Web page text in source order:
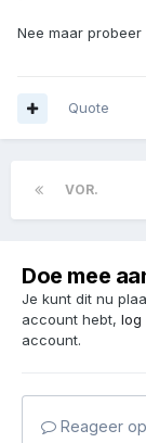
Nee maar probeer
Quote
VOR.
Doe mee
Je kunt dit nu
account hebt, log
account.
Reageer